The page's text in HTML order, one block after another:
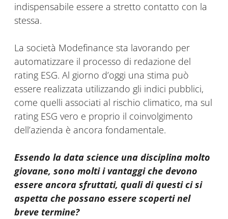
indispensabile essere a stretto contatto con la
stessa.
La società Modefinance sta lavorando per
automatizzare il processo di redazione del
rating ESG. Al giorno d’oggi una stima può
essere realizzata utilizzando gli indici pubblici,
come quelli associati al rischio climatico, ma sul
rating ESG vero e proprio il coinvolgimento
dell’azienda è ancora fondamentale.
Essendo la data science una disciplina molto
giovane, sono molti i vantaggi che devono
essere ancora sfruttati, quali di questi ci si
aspetta che possano essere scoperti nel
breve termine?